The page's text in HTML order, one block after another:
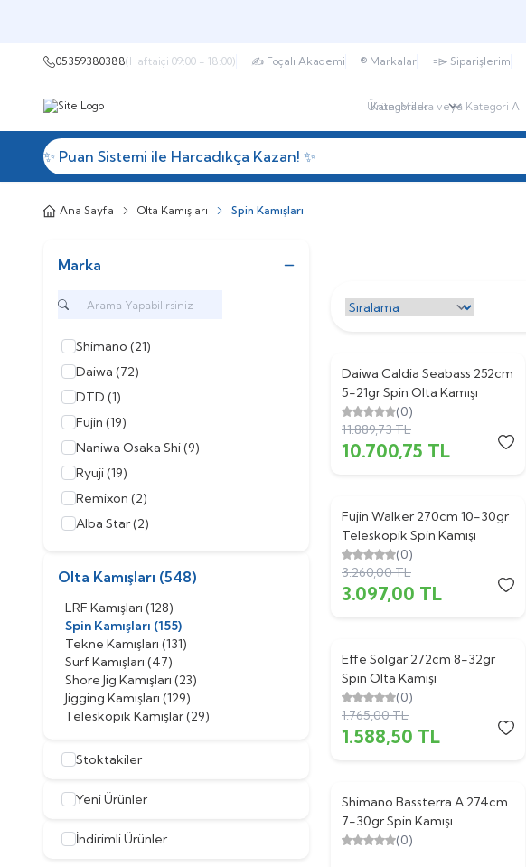
05359380388(Haftaiçi 09:00 - 18:00) ✍ Foçalı Akademi ®️ Markalar ⌯⌲ Siparişlerim
✨ Puan Sistemi ile Harcadıkça Kazan! ✨
Ana Sayfa Olta Kamışları Spin Kamışları
Marka
Shimano (21)
Daiwa (72)
DTD (1)
Fujin (19)
Naniwa Osaka Shi(9)
Ryuji(19)
Remixon (2)
Alba Star(2)
Caretta(2)
Effe
FLADEN(1)
Kaido(1)
Olta Kamışları (548)
LRF Kamışları (128)
Spin Kamışları (155)
Tekne Kamışları (131)
Surf Kamışları (47)
Shore Jig Kamışları (23)
Jigging Kamışları (129)
Teleskopik Kamışlar(29)
Stoktakiler
Yeni Ürünler
İndirimli Ürünler
%10
Daiwa Caldia Seabass 252cm
5-21gr Spin Olta Kamışı
(0)
11.889,73TL
10.700,75 TL
%5
Fujin Walker 270cm 10-30gr
Teleskopik Spin Kamışı
(0)
3.260,00TL
3.097,00 TL
%10
Effe Solgar 272cm 8-32gr
Spin Olta Kamışı
(0)
1.765,00TL
1.588,50 TL
Shimano Bassterra A 274cm
7-30gr Spin Kamışı
(0)